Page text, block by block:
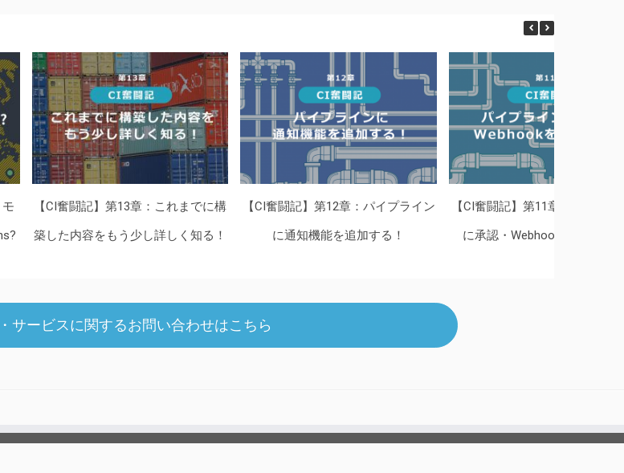
【CI奮闘記】第13章：これまでに構
築した内容をもう少し詳しく知る！
【CI奮闘記】第12章：パイプライン
に通知機能を追加する！
【CI奮闘記】第11章：パイプラ
に承認・Webhookを追加する
サービスに関するお問い合わせはこちら